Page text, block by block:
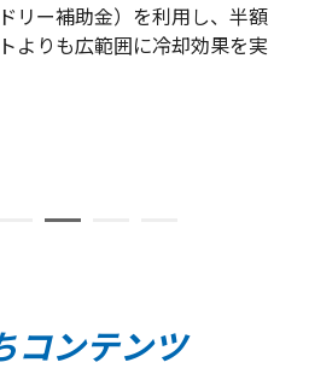
リー補助金）を利用し、半額
よりも広範囲に冷却効果を実
コンテンツ